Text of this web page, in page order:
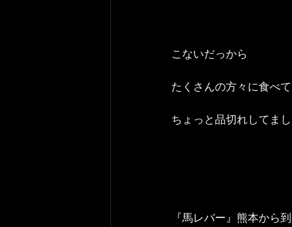
こないだっから
たくさんの方々に食べ
ちょっと品切れしてま
『馬レバー』熊本から